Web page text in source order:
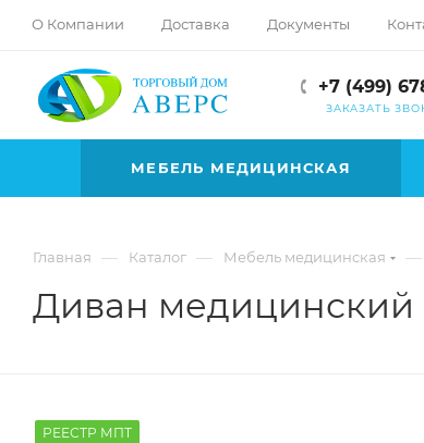
О Компании Доставка Документы
+7 (499)
ЗАКАЗАТЬ
МЕБЕЛЬ МЕДИЦИНСКАЯ
Главная — Каталог — Мебель медицинская —
Диван медицинский
РЕЕСТР МПТ
movies